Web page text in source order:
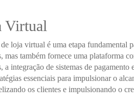
Virtual
loja virtual é uma etapa
mas também fornece uma plataforma
a integração de sistemas de
essenciais para impulsionar o
os clientes e impulsionando o